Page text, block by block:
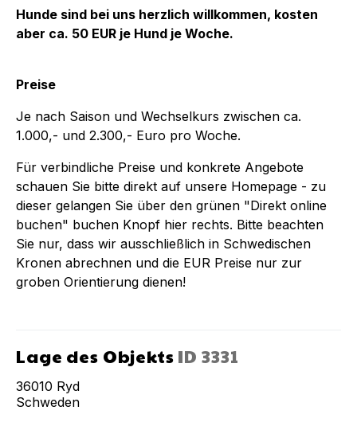
Hunde sind bei uns herzlich willkommen, kosten
aber ca. 50 EUR je Hund je Woche.
Preise
Je nach Saison und Wechselkurs zwischen ca.
1.000,- und 2.300,- Euro pro Woche.
Für verbindliche Preise und konkrete Angebote
schauen Sie bitte direkt auf unsere Homepage - zu
dieser gelangen Sie über den grünen "Direkt online
buchen" buchen Knopf hier rechts. Bitte beachten
Sie nur, dass wir ausschließlich in Schwedischen
Kronen abrechnen und die EUR Preise nur zur
groben Orientierung dienen!
Lage des Objekts ID3331
36010 Ryd
Schweden